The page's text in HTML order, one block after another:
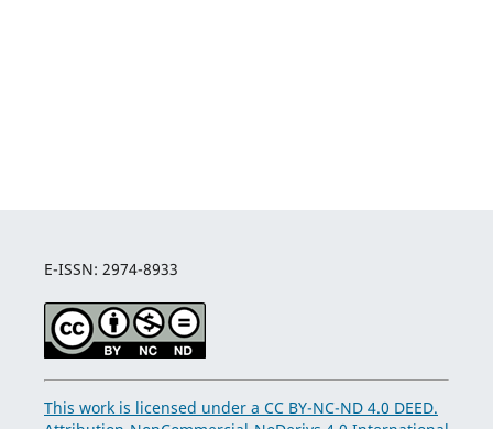
E-ISSN: 2974-8933
This work is licensed under a CC BY-NC-ND 4.0 DEED.